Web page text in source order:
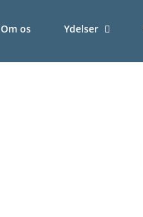
Om os Ydelser